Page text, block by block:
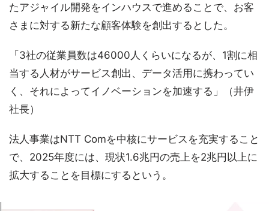
たアジャイル開発をインハウスで進めることで、お客
さまに対する新たな顧客体験を創出するとした。
「3社の従業員数は46000人くらいになるが、1割に相
当する人材がサービス創出、データ活用に携わってい
く、それによってイノベーションを加速する」（井伊
社長）
法人事業はNTT Comを中核にサービスを充実すること
で、2025年度には、現状1.6兆円の売上を2兆円以上に
拡大することを目標にするという。